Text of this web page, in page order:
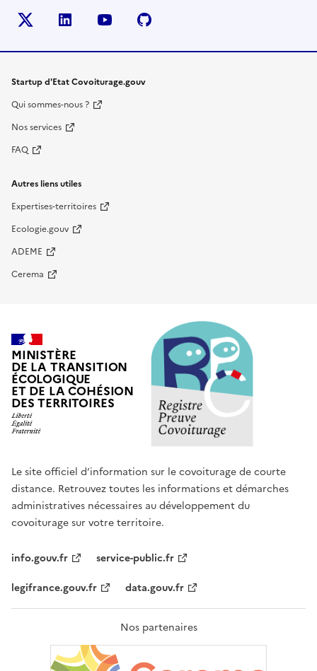
Twitter
- nouvelle fenêtre
LinkedIn
- nouvelle fenêtre
YouTube
- nouvelle fenêtre
- nouvelle fenêtre
Startup d'Etat Covoiturage.gouv
Qui sommes-nous ?
Nos services
FAQ
Autres liens utiles
Expertises-territoires
Ecologie.gouv
ADEME
Cerema
MINISTÈRE
DE LA TRANSITION
ÉCOLOGIQUE
ET DE LA COHÉSION
DES TERRITOIRES
Le site officiel d’information sur le covoiturage de courte
distance. Retrouvez toutes les informations et démarches
administratives nécessaires au développement du
covoiturage sur votre territoire.
info.gouv.fr
service-public.fr
legifrance.gouv.fr
data.gouv.fr
Nos partenaires